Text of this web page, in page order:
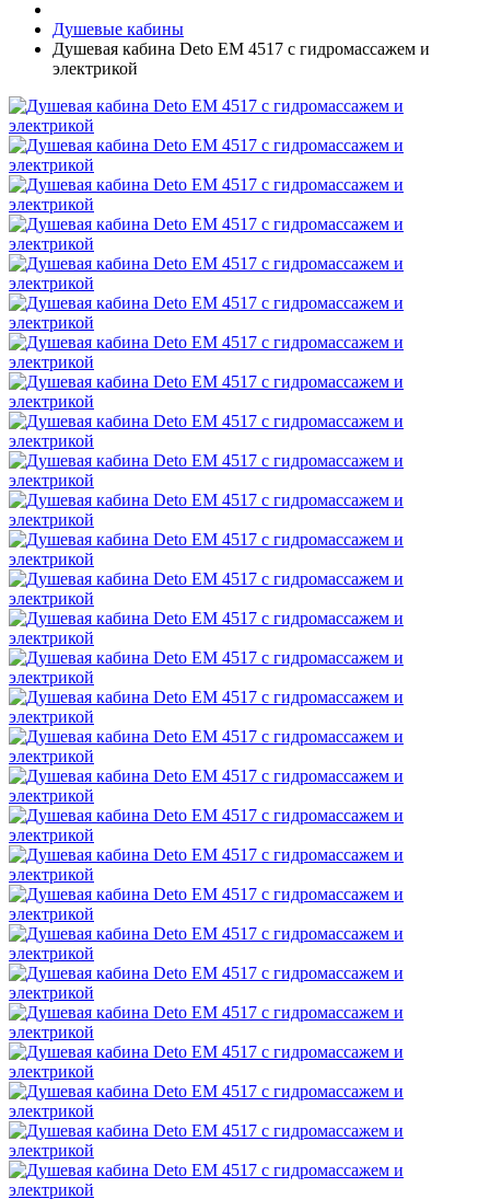
Душевые кабины
Душевая кабина Deto ЕМ 4517 с гидромассажем и
электрикой